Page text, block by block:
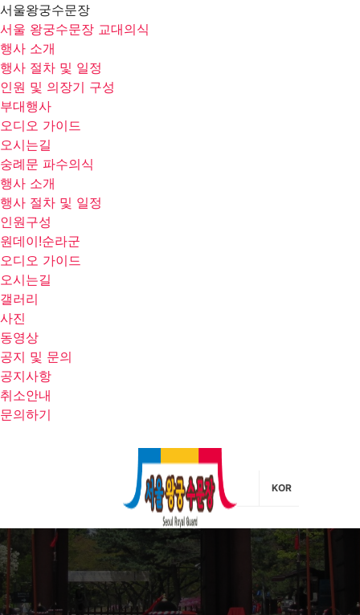
서울왕궁수문장
서울 왕궁수문장 교대의식
행사 소개
행사 절차 및 일정
인원 및 의장기 구성
부대행사
오디오 가이드
오시는길
숭례문 파수의식
행사 소개
행사 절차 및 일정
인원구성
원데이!순라군
오디오 가이드
오시는길
갤러리
사진
동영상
공지 및 문의
공지사항
취소안내
문의하기
KOR